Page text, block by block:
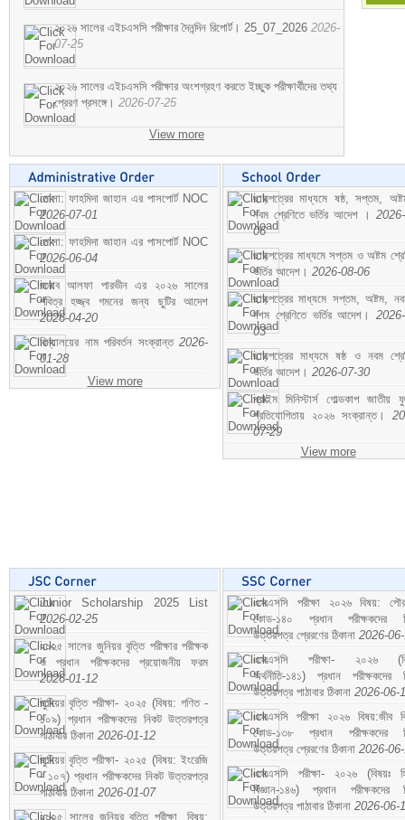
২০২৬ সালের এইচএসসি পরীক্ষার দৈনন্দিন রিপোর্ট। 25_07_2026 2026-
07-25
২০২৬ সালের এইচএসসি পরীক্ষার অংশগ্রহণ করতে ইচ্ছুক পরীক্ষার্থীদের তথ্য
প্রেরণ প্রসঙ্গে। 2026-07-25
View more
মোসা: ফাহমিদা জাহান এর পাসপোর্ট NOC
2026-07-01
মোসা: ফাহমিদা জাহান এর পাসপোর্ট NOC
2026-06-04
জনাব আলফা পারভীন এর ২০২৬ সালের
পবিত্র হজ্জ্ব গমনের জন্য ছুটির আদেশ
2026-04-20
বিদ্যালয়ের নাম পরিবর্তন সংক্রান্ত 2026-
01-28
View more
ছাড়পত্রের মাধ্যমে ষষ্ঠ, সপ্তম,
নবম শ্রেণিতে ভর্তির আদেশ ।
06
ছাড়পত্রের মাধ্যমে সপ্তম ও অষ্টম
ভর্তির আদেশ। 2026-08-06
ছাড়পত্রের মাধ্যমে সপ্তম, অষ্টম,
দশম শ্রেণিতে ভর্তির আদেশ।
03
ছাড়পত্রের মাধ্যমে ষষ্ঠ ও নবম
ভর্তির আদেশ। 2026-07-30
প্রাইম মিনিস্টার্স গোল্ডকাপ জাতীয়
প্রতিযোগিতায় ২০২৬ সংক্রান্ত।
07-29
View more
Junior Scholarship 2025 List
2026-02-25
২০২৫ সালের জুনিয়র বৃত্তি পরীক্ষার পরীক্ষক
ও প্রধান পরীক্ষকদের প্রয়োজনীয় ফরম
2026-01-12
জুনিয়র বৃত্তি পরীক্ষা- ২০২৫ (বিষয়: গণিত -
১০৯) প্রধান পরীক্ষকদের নিকট উত্তরপত্র
পাঠাবার ঠিকানা 2026-01-12
জুনিয়র বৃত্তি পরীক্ষা- ২০২৫ (বিষয়: ইংরেজি
- ১০৭) প্রধান পরীক্ষকদের নিকট উত্তরপত্র
পাঠাবার ঠিকানা 2026-01-07
২০২৫ সালের জুনিয়র বৃত্তি পরীক্ষা, বিষয়:
এসএসসি পরীক্ষা ২০২৬ বিষয়:
কোড-১৪০ প্রধান পরীক্ষকদের
উত্তরপত্র প্রেরণের ঠিকানা 2026-
এসএসসি পরীক্ষা- ২০২৬
অর্থনীতি-১৪১) প্রধান পরীক্ষকদের
উত্তরপত্র পাঠাবার ঠিকানা 2026-06-
এসএসসি পরীক্ষা ২০২৬ বিষয়:জীব
কোড-১৩৮ প্রধান পরীক্ষকদের
উত্তরপত্র প্রেরণের ঠিকানা 2026-
এসএসসি পরীক্ষা- ২০২৬ (বিষয়ঃ
বিজ্ঞান-১৪৬) প্রধান পরীক্ষকদের
উত্তরপত্র পাঠাবার ঠিকানা 2026-06-